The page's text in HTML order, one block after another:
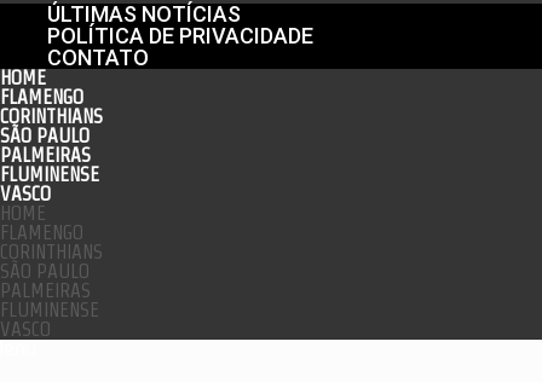
ÚLTIMAS NOTÍCIAS
POLÍTICA DE PRIVACIDADE
CONTATO
HOME
FLAMENGO
CORINTHIANS
SÃO PAULO
PALMEIRAS
FLUMINENSE
VASCO
HOME
FLAMENGO
CORINTHIANS
SÃO PAULO
PALMEIRAS
FLUMINENSE
VASCO